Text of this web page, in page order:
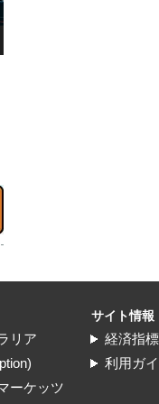
リア
ーケッツ
サイト情報
経済指
利用ガ